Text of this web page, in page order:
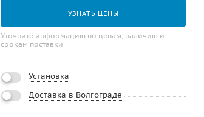
УЗНАТЬ ЦЕНЫ
Уточните информацию по ценам, наличию и
срокам поставки
Установка
Доставка в Волгограде